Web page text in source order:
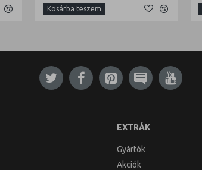
Kosárba teszem
EXTRÁK
Gyártók
Akciók